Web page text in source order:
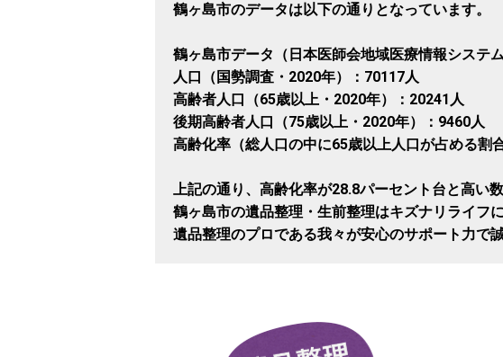
鶴ヶ島市のデータは以下の通りとなっています。
鶴ヶ島市データ（日本医師会地域医療情報システ
人口（国勢調査・2020年）：70117人
高齢者人口（65歳以上・2020年）：20241人
後期高齢者人口（75歳以上・2020年）：9460人
高齢化率（総人口の中に65歳以上人口が占める割
上記の通り、高齢化率が28.8パーセント台と高い
鶴ヶ島市の遺品整理・生前整理はキズナリライフ
遺品整理のプロである我々が安心のサポート力で